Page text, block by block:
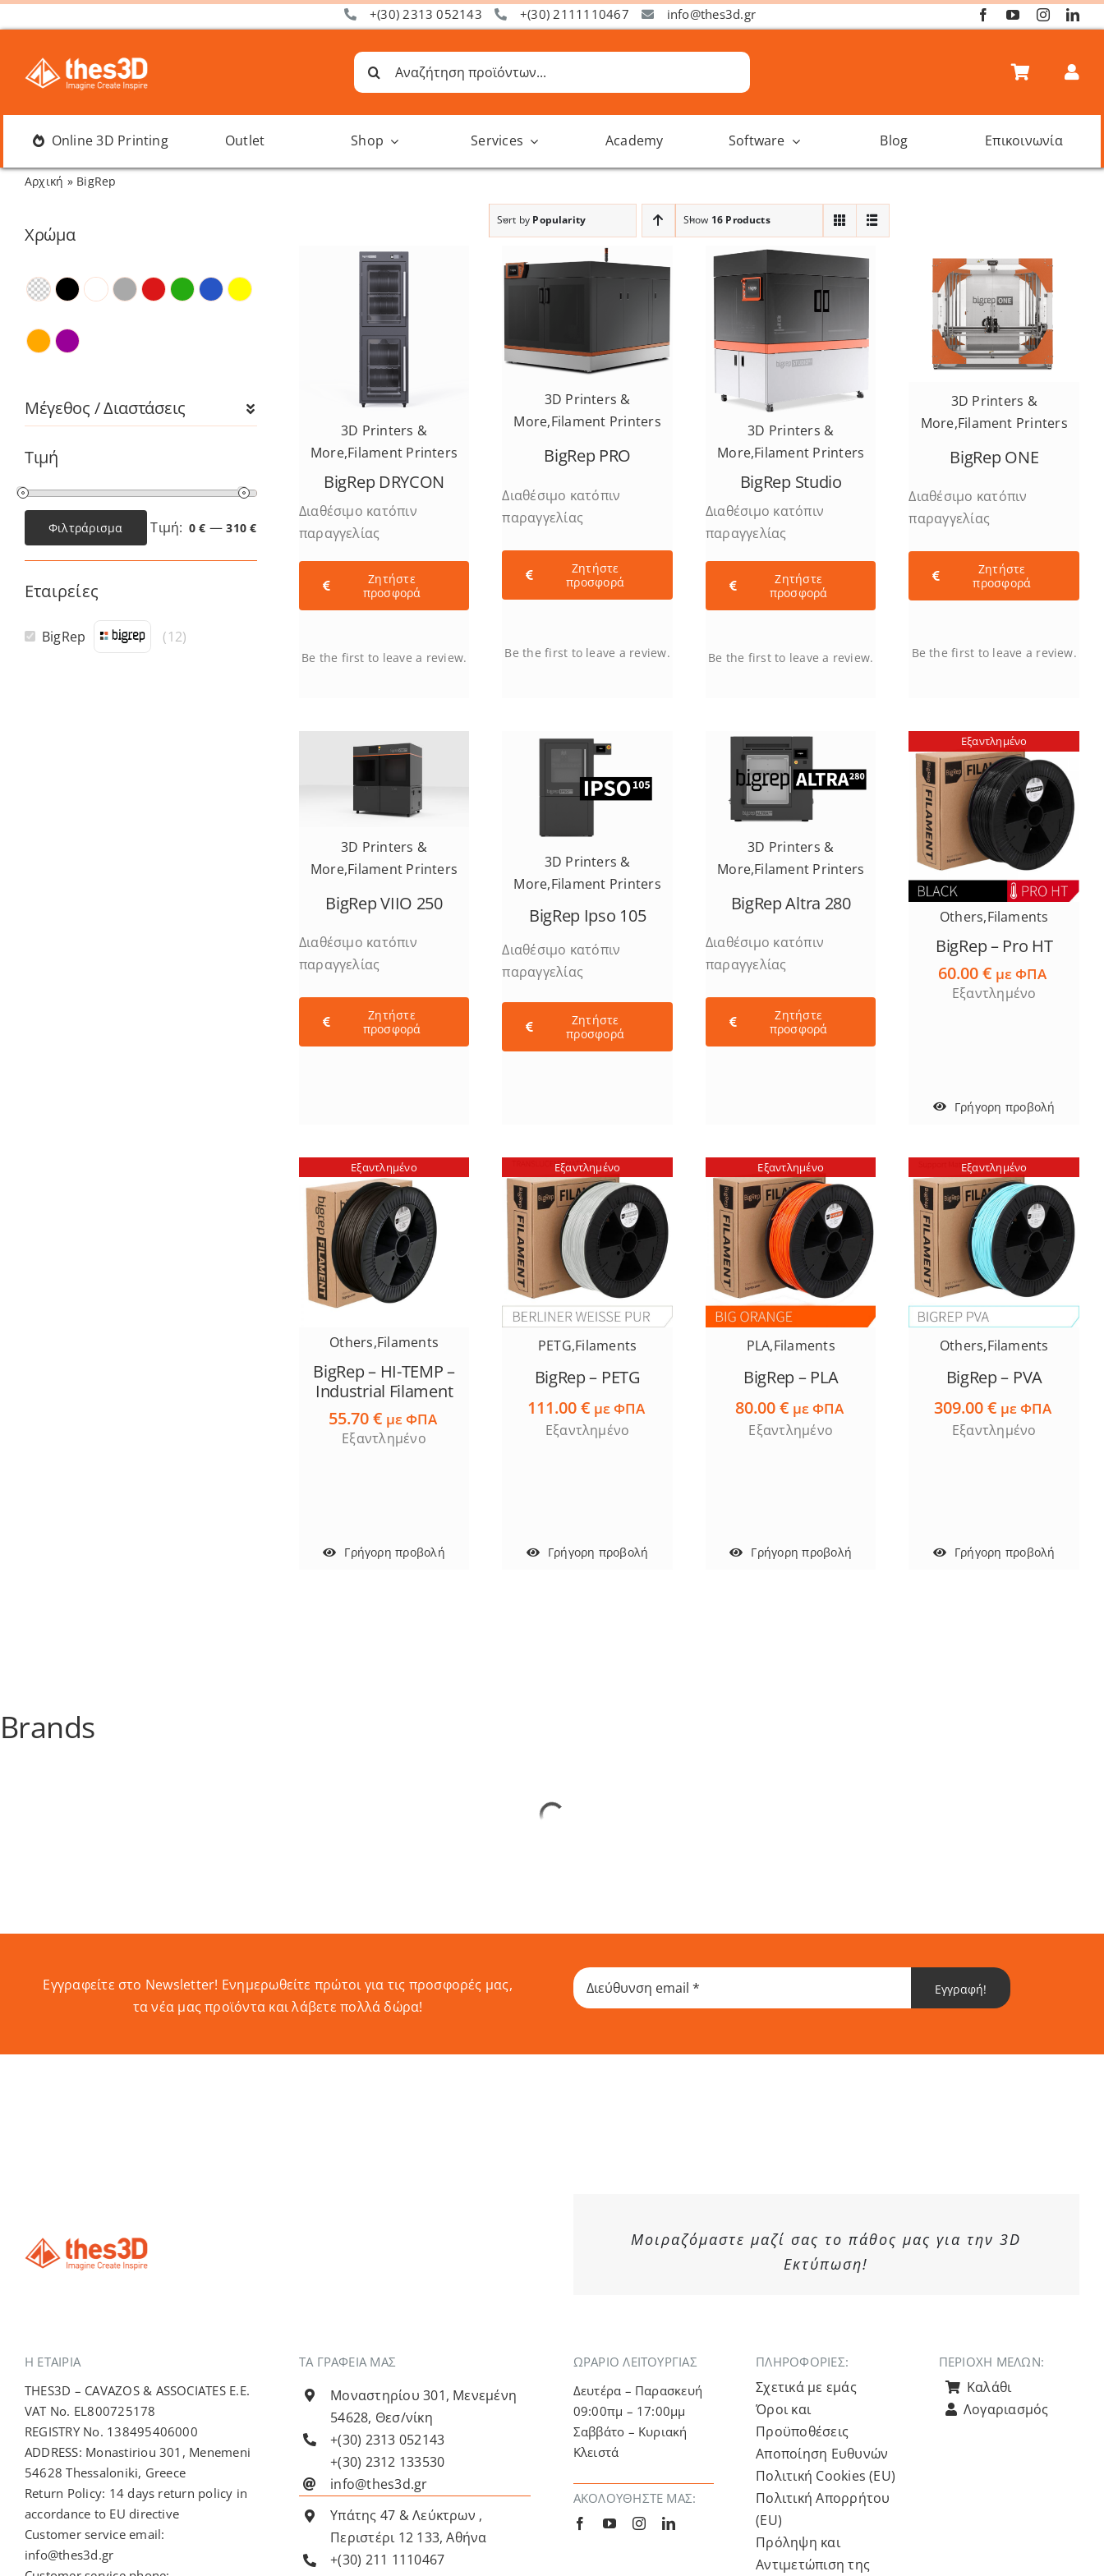
Μετάβαση
στο
περιεχόμενο
+(30) 2313 052143 +(30) 2111110467 info@thes3d.gr
Αναζήτηση
για:
Online 3D Printing Outlet Shop Services Academy Software Blog Επικοινωνία
Αρχική » BigRep
Χρώμα
Μέγεθος / Διαστάσεις
Τιμή
Ελάχιστη
τιμή
Μέγιστη
τιμή
Φιλτράρισμα Τιμή: 0 € —310 €
Εταιρείες
BigRep (12)
Sort by Popularity Show 16 Products
3D Printers &
More,Filament Printers
BigRep DRYCON
Διαθέσιμο κατόπιν
παραγγελίας
Ζητήστε
προσφορά
Be the first to leave a review.
3D Printers &
More,Filament Printers
BigRep PRO
Διαθέσιμο κατόπιν
παραγγελίας
Ζητήστε
προσφορά
Be the first to leave a review.
3D Printers &
More,Filament Printers
BigRep Studio
Διαθέσιμο κατόπιν
παραγγελίας
Ζητήστε
προσφορά
Be the first to leave a review.
3D Printers &
More,Filament Printers
BigRep ONE
Διαθέσιμο κατόπιν
παραγγελίας
Ζητήστε
προσφορά
Be the first to leave a review.
3D Printers &
More,Filament Printers
BigRep VIIO 250
Διαθέσιμο κατόπιν
παραγγελίας
Ζητήστε
προσφορά
3D Printers &
More,Filament Printers
BigRep Ipso 105
Διαθέσιμο κατόπιν
παραγγελίας
Ζητήστε
προσφορά
3D Printers &
More,Filament Printers
BigRep Altra 280
Διαθέσιμο κατόπιν
παραγγελίας
Ζητήστε
προσφορά
Εξαντλημένο
Others,Filaments
BigRep – Pro HT
60.00€ με ΦΠΑ
Εξαντλημένο
Γρήγορη προβολή
Εξαντλημένο
Others,Filaments
BigRep – HI-TEMP –
Industrial Filament
55.70€ με ΦΠΑ
Εξαντλημένο
Γρήγορη προβολή
Εξαντλημένο
PETG,Filaments
BigRep – PETG
111.00€ με ΦΠΑ
Εξαντλημένο
Γρήγορη προβολή
Εξαντλημένο
PLA,Filaments
BigRep – PLA
80.00€ με ΦΠΑ
Εξαντλημένο
Γρήγορη προβολή
Εξαντλημένο
Others,Filaments
BigRep – PVA
309.00€ με ΦΠΑ
Εξαντλημένο
Γρήγορη προβολή
Brands
Εγγραφείτε στο Newsletter! Eνημερωθείτε πρώτοι για τις προσφορές μας,
τα νέα μας προϊόντα και λάβετε πολλά δώρα!
Εγγραφή!
Μοιραζόμαστε μαζί σας το πάθος μας για την 3D
Εκτύπωση!
Η ΕΤΑΙΡΊΑ
THES3D – CAVAZOS & ASSOCIATES E.E.
VAT No. EL800725178
REGISTRY No. 138495406000
ADDRESS: Monastiriou 301, Menemeni
54628 Thessaloniki, Greece
Return Policy: 14 days return policy in
accordance to EU directive
Customer service email:
info@thes3d.gr
ΤΑ ΓΡΑΦΕΙΑ ΜΑΣ
Μοναστηρίου 301, Μενεμένη
54628, Θεσ/νίκη
+(30) 2313 052143
+(30) 2312 133530
info@thes3d.gr
Υπάτης 47 & Λεύκτρων ,
Περιστέρι 12 133, Αθήνα
+(30) 211 1110467
ΩΡΑΡΙΟ ΛΕΙΤΟΥΡΓΙΑΣ
Δευτέρα – Παρασκευή
09:00πμ – 17:00μμ
Σαββάτο – Κυριακή
Κλειστά
ΑΚΟΛΟΥΘΉΣΤΕ ΜΑΣ:
ΠΛΗΡΟΦΟΡΙΕΣ:
Σχετικά με εμάς
Όροι και
Προϋποθέσεις
Αποποίηση Ευθυνών
Πολιτική Cookies (ΕU)
Πολιτική Απορρήτου
(ΕU)
Πρόληψη και
Αντιμετώπιση της
ΠΕΡΙΟΧΉ ΜΕΛΏΝ:
Καλάθι
Λογαριασμός